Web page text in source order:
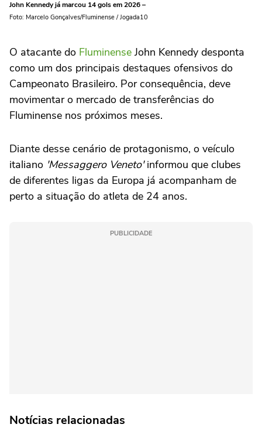
John Kennedy já marcou 14 gols em 2026 –
Foto: Marcelo Gonçalves/Fluminense / Jogada10
O atacante do Fluminense John Kennedy desponta
como um dos principais destaques ofensivos do
Campeonato Brasileiro. Por consequência, deve
movimentar o mercado de transferências do
Fluminense nos próximos meses.
Diante desse cenário de protagonismo, o veículo
italiano 'Messaggero Veneto'informou que clubes
de diferentes ligas da Europa já acompanham de
perto a situação do atleta de 24 anos.
PUBLICIDADE
Notícias relacionadas